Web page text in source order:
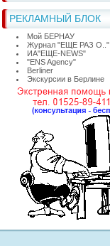
РЕКЛАМНЫЙ БЛОК
Мой БЕРНАУ
Журнал "ЕЩЕ РАЗ О.."
ИА"ЕЩЕ-NEWS"
"ЕNS Agency"
Berliner
Экскурсии в Берлине